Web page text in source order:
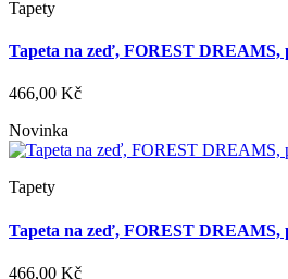
Tapety
Tapeta na zeď, FOREST DREAMS,
466,00 Kč
Novinka
Tapety
Tapeta na zeď, FOREST DREAMS,
466,00 Kč